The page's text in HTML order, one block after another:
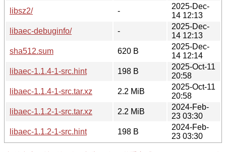
libsz2/
-
2025-Dec-
14 12:13
libaec-debuginfo/
-
2025-Dec-
14 12:13
sha512.sum
620 B
2025-Dec-
14 12:14
libaec-1.1.4-1-src.hint
198 B
2025-Oct-11
20:58
libaec-1.1.4-1-src.tar.xz
2.2 MiB
2025-Oct-11
20:58
libaec-1.1.2-1-src.tar.xz
2.2 MiB
2024-Feb-
23 03:30
libaec-1.1.2-1-src.hint
198 B
2024-Feb-
23 03:30